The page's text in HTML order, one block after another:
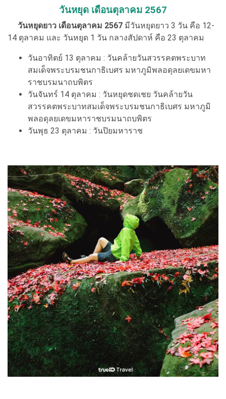
วันหยุด เดือนตุลาคม 2567
วันหยุดยาว เดือนตุลาคม 2567 มีวันหยุดยาว 3 วัน คือ 12-
14 ตุลาคม และ วันหยุด 1 วัน กลางสัปดาห์ คือ 23 ตุลาคม
วันอาทิตย์ 13 ตุลาคม : วันคล้ายวันสวรรคตพระบาท
สมเด็จพระบรมชนกาธิเบศร มหาภูมิพลอดุลยเดขมหา
ราชบรมนาถบพิตร
วันจันทร์ 14 ตุลาคม : วันหยุดชดเชย วันคล้ายวัน
สวรรคตพระบาทสมเด็จพระบรมชนกาธิเบศร มหาภูมิ
พลอดุลยเดขมหาราชบรมนาถบพิตร
วันพุธ 23 ตุลาคม : วันปิยมหาราช